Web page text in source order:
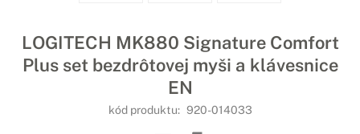
LOGITECH MK880 Signature Comfort
Plus set bezdrôtovej myši a klávesnice
EN
kód produktu: 920-014033